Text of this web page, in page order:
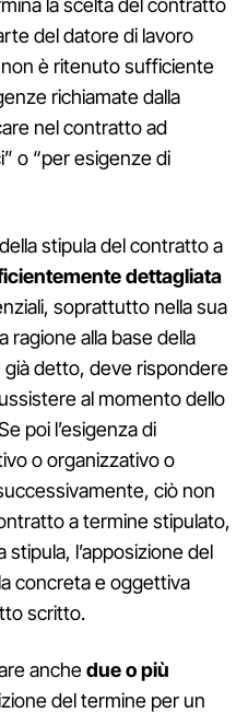
la scelta del contratto
del datore di lavoro
è ritenuto sufficiente
richiamate dalla
nel contratto ad
o “per esigenze di
stipula del contratto a
dettagliata
soprattutto nella sua
ragione alla base della
detto, deve rispondere
al momento dello
poi l’esigenza di
o organizzativo o
ciò non
a termine stipulato,
l’apposizione del
concreta e oggettiva
scritto.
anchedue o più
del termine per un